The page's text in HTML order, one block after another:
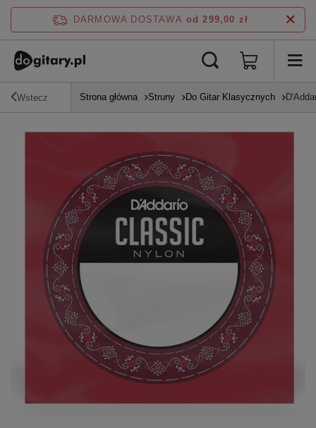
DARMOWA DOSTAWA od 299,00 zł
Wstecz Strona główna Struny Do Gitar Klasycznych